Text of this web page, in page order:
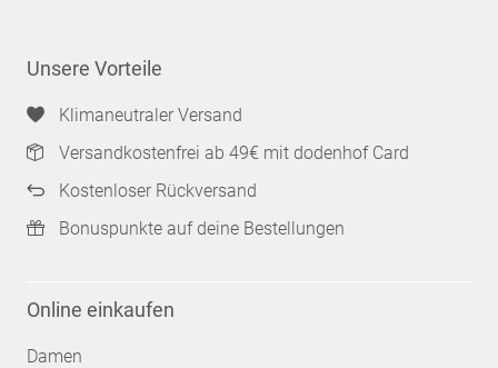
Unsere Vorteile
Klimaneutraler Versand
Versandkostenfrei ab 49€ mit dodenhof Card
Kostenloser Rückversand
Bonuspunkte auf deine Bestellungen
Online einkaufen
Damen